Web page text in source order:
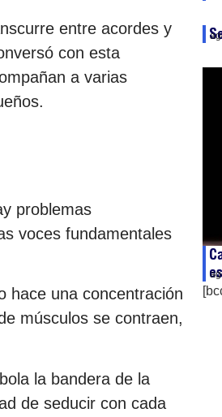
entre acordes y
con esta
a varias
problemas
voces fundamentales
hace una concentración
músculos se contraen,
la bandera de la
de seducir con cada